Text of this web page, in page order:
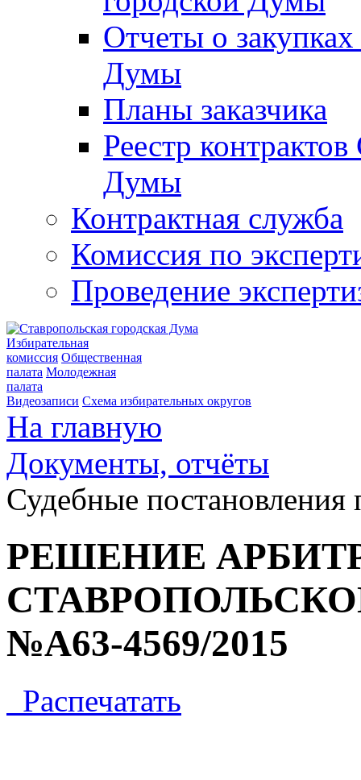
Отчеты о
Думы
Планы заказчика
Реестр
Думы
Контрактная служба
Комиссия по
Проведение
Избирательная
комиссия Общественная
палата Молодежная
палата
Видеозаписи Схема избирательных округов
На главную
Документы, отчёты
Судебные
РЕШЕНИЕ
№А63-4569/2015
Распечатать